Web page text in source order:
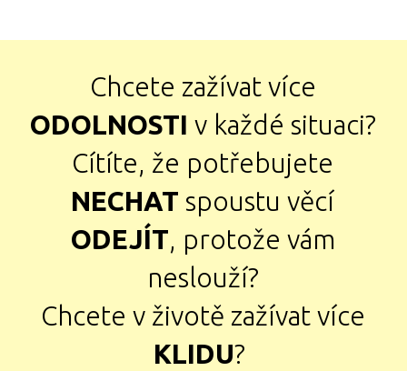
Chcete zažívat více
ODOLNOSTI v každé situaci?
Cítíte, že potřebujete
NECHAT spoustu věcí
ODEJÍT, protože vám
neslouží?
Chcete v životě zažívat více
KLIDU?